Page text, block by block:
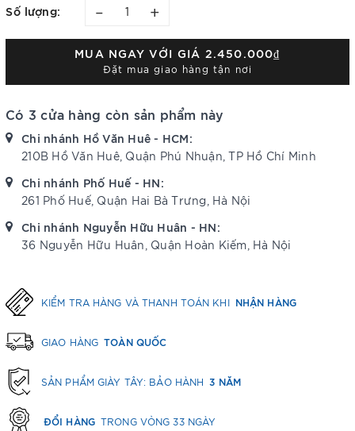
Số lượng: – +
MUA NGAY VỚI GIÁ 2.450.000₫
Đặt mua giao hàng tận nơi
Có 3 cửa hàng còn sản phẩm này
Chi nhánh Hồ Văn Huê - HCM:
210B Hồ Văn Huê, Quận Phú Nhuận, TP Hồ Chí Minh
Chi nhánh Phố Huế - HN:
261 Phố Huế, Quận Hai Bà Trưng, Hà Nội
Chi nhánh Nguyễn Hữu Huân - HN:
36 Nguyễn Hữu Huân, Quận Hoàn Kiếm, Hà Nội
KIỂM TRA HÀNG VÀ THANH TOÁN KHI NHẬN HÀNG
GIAO HÀNG TOÀN QUỐC
SẢN PHẨM GIÀY TÂY: BẢO HÀNH 3 NĂM
ĐỔI HÀNG TRONG VÒNG 33 NGÀY